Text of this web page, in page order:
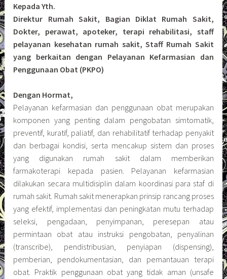
Kepada Yth.
Direktur Rumah Sakit, Bagian Diklat Rumah Sakit,
Dokter, perawat, apoteker, terapi rehabilitasi, staff
pelayanan kesehatan rumah sakit, Staff Rumah Sakit
yang berkaitan dengan Pelayanan Kefarmasian dan
Penggunaan Obat (PKPO)
Dengan Hormat,
Pelayanan kefarmasian dan penggunaan obat merupakan
komponen yang penting dalam pengobatan simtomatik,
preventif, kuratif, paliatif, dan rehabilitatif terhadap penyakit
dan berbagai kondisi, serta mencakup sistem dan proses
yang digunakan rumah sakit dalam memberikan
farmakoterapi kepada pasien. Pelayanan kefarmasian
dilakukan secara multidisiplin dalam koordinasi para staf di
rumah sakit. Rumah sakit menerapkan prinsip rancang proses
yang efektif, implementasi dan peningkatan mutu terhadap
seleksi, pengadaan, penyimpanan, peresepan atau
permintaan obat atau instruksi pengobatan, penyalinan
(transcribe), pendistribusian, penyiapan (dispensing),
pemberian, pendokumentasian, dan pemantauan terapi
obat. Praktik penggunaan obat yang tidak aman (unsafe